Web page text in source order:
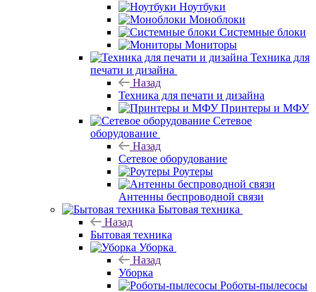
Ноутбуки
Моноблоки
Системные блоки
Мониторы
Техника для
печати и дизайна
Назад
Техника для печати и дизайна
Принтеры и МФУ
Сетевое
оборудование
Назад
Сетевое оборудование
Роутеры
Антенны беспроводной связи
Бытовая техника
Назад
Бытовая техника
Уборка
Назад
Уборка
Роботы-пылесосы